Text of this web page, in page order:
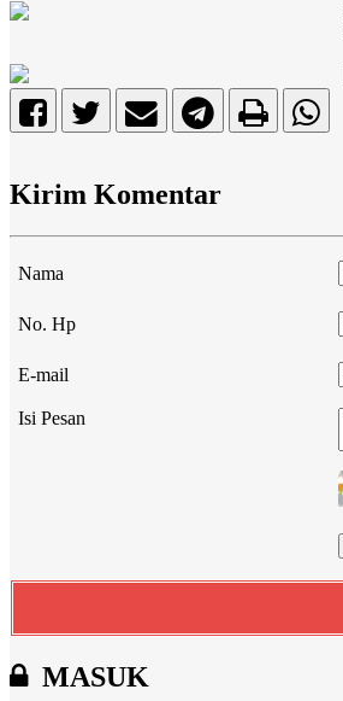
Kirim Komentar
Nama
No. Hp
E-mail
Isi Pesan
MASUK